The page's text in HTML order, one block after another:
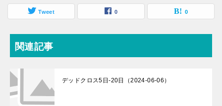
Tweet 0 0
関連記事
デッドクロス5日-20日（2024-06-06）